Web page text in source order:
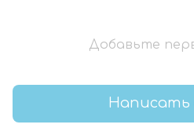
Добавьте
Написать